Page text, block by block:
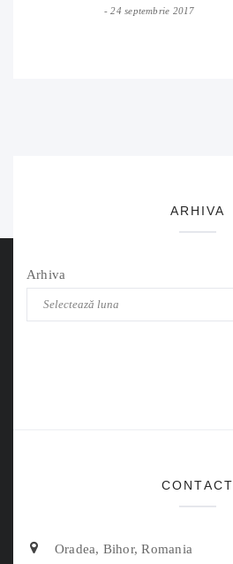
24 septembrie 2017
ARHIVA
Arhiva
CONTACT
Oradea, Bihor, Romania